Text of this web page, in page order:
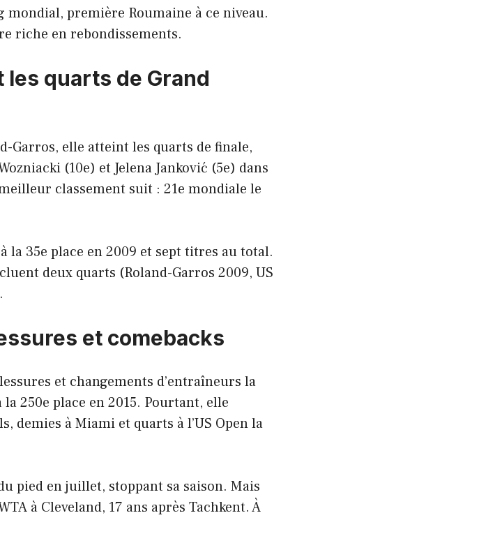
mondial, première Roumaine à ce niveau.
riche en rebondissements.
les quarts de Grand
Garros, elle atteint les quarts de finale,
(10e) et Jelena Janković (5e) dans
classement suit : 21e mondiale le
la 35e place en 2009 et sept titres au total.
deux quarts (Roland-Garros 2009, US
et comebacks
et changements d’entraîneurs la
250e place en 2015. Pourtant, elle
demies à Miami et quarts à l’US Open la
pied en juillet, stoppant sa saison. Mais
à Cleveland, 17 ans après Tachkent. À